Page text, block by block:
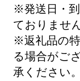
※発送日・
ておりません
※返礼品の
る場合がご
承ください。